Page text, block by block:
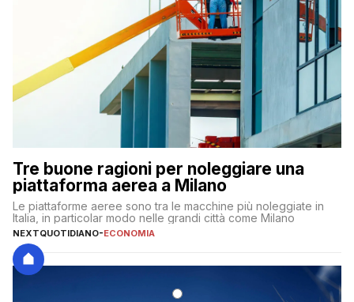
Tre buone ragioni per noleggiare una
piattaforma aerea a Milano
Le piattaforme aeree sono tra le macchine più noleggiate in
Italia, in particolar modo nelle grandi città come Milano
NEXTQUOTIDIANO-ECONOMIA